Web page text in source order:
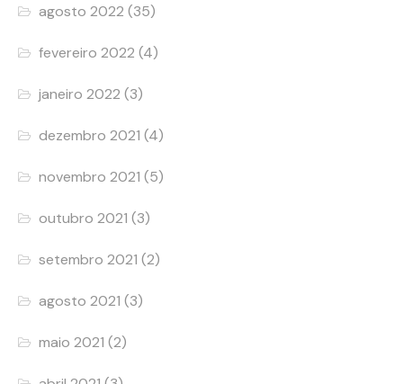
agosto 2022 (35)
fevereiro 2022 (4)
janeiro 2022 (3)
dezembro 2021 (4)
novembro 2021 (5)
outubro 2021 (3)
setembro 2021 (2)
agosto 2021 (3)
maio 2021 (2)